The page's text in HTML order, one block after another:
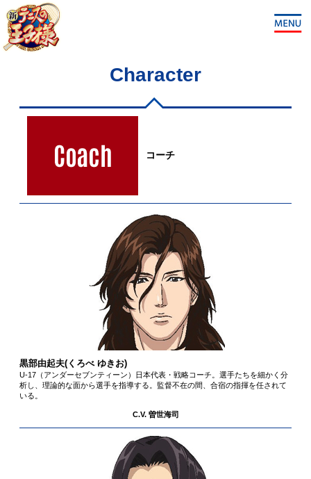
Character
コーチ
黒部由起夫(くろべ ゆきお)
U-17（アンダーセブンティーン）日本代表・戦略コーチ。選手たちを細かく分
析し、理論的な面から選手を指導する。監督不在の間、合宿の指揮を任されて
いる。
C.V. 曽世海司